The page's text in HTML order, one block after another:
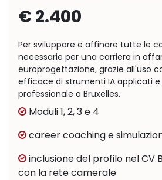
€ 2.400
Per sviluppare e affinare tutte le
necessarie per una carriera in
europrogettazione, grazie all'uso
efficace di strumenti IA applicati e
professionale a Bruxelles.
Moduli 1, 2, 3 e 4
career coaching e
inclusione del profilo nel CV
con la rete camerale